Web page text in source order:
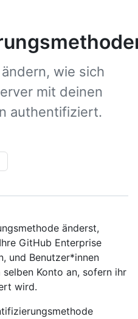
wie sich
mit deinen
authentifiziert.
änderst,
GitHub Enterprise
und Benutzer*innen
Konto an, sofern ihr
wird.